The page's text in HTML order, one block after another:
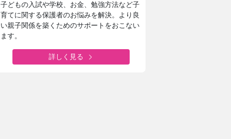
子どもの入試や学校、お金、勉強方法など子
育てに関する保護者のお悩みを解決。より良
い親子関係を築くためのサポートをおこない
ます。
詳しく見る